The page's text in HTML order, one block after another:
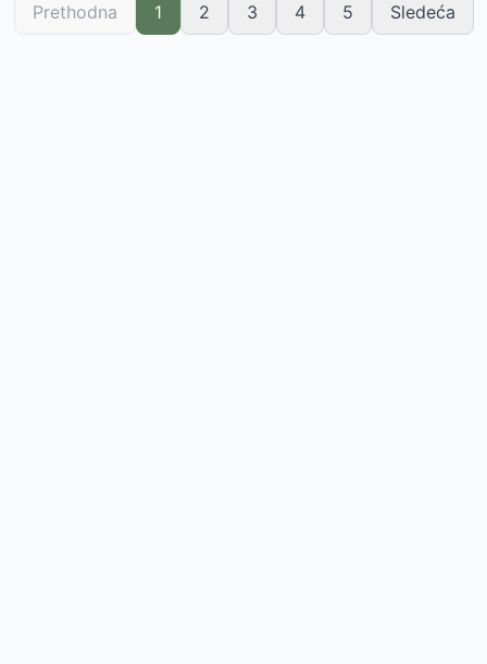
Prethodna 1 2 3 4 5 Sledeća